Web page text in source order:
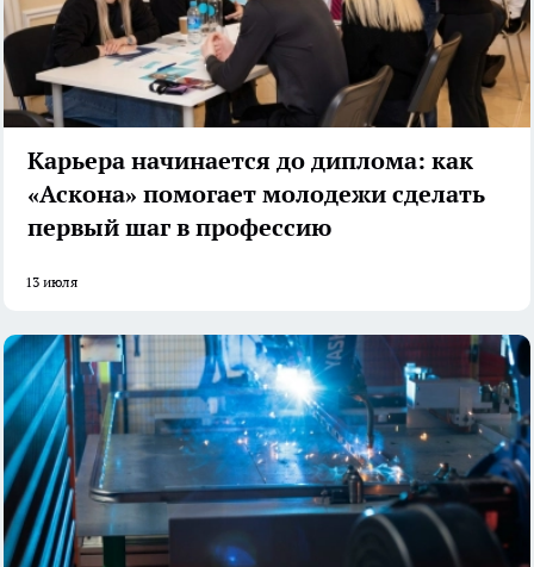
Карьера начинается до диплома: как
«Аскона» помогает молодежи сделать
первый шаг в профессию
13 июля